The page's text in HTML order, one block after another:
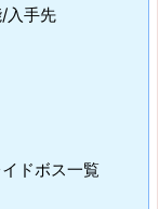
入手先
イドボス一覧